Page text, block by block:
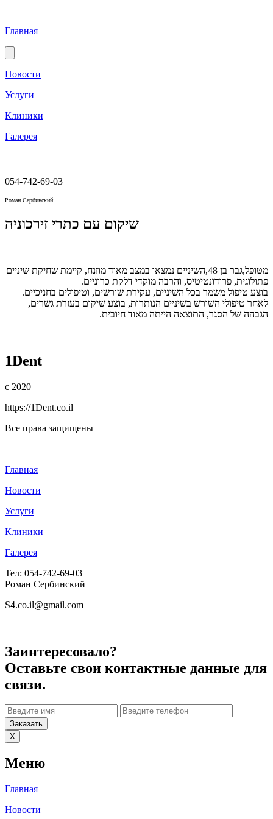
Главная
Новости
Услуги
Клиники
Галерея
054-742-69-03
Роман Сербинский
שיקום עם כתרי זירכוניה
מטופל,גבר בן 48,השיניים נמצאו במצב מאוד מוזנח, קיימת שחיקת שיניים
פתולוגית, פרודונטיטיס, והרבה מוקדי דלקת כרוניים.
בוצע טיפול משמר בכל השיניים, עקירת שורשים, וטיפולים בחניכיים.
לאחר טיפולי השורש בשיניים הנותרות, בוצע שיקום בעזרת גשרים,
הגבהה של הסגר, התוצאה הייתה מאוד חיובית.
1Dent
с 2020
https://1Dent.co.il
Все права защищены
Главная
Новости
Услуги
Клиники
Галерея
Тел: 054-742-69-03
Роман Сербинский
S4.co.il@gmail.com
Заинтересовало?
Оставьте свои контактные данные для
связи.
Заказать
X
Меню
Главная
Новости